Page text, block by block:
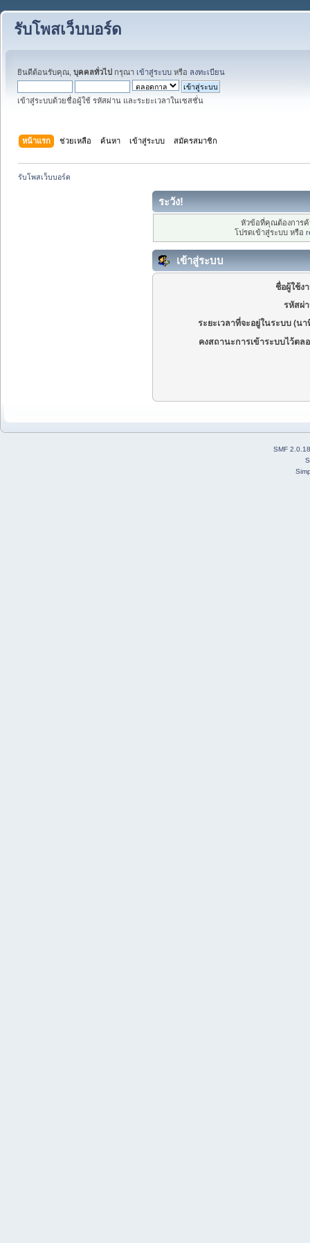
รับโพสเว็บบอร์ด
ยินดีต้อนรับคุณ, บุคคลทั่วไป กรุณา เข้าสู่ระบบ หรือ ลงทะเบียน
เข้าสู่ระบบด้วยชื่อผู้ใช้ รหัสผ่าน และระยะเวลาในเซสชั่น
หน้าแรก ช่วยเหลือ ค้นหา เข้าสู่ระบบ สมัครสมาชิก
รับโพสเว็บบอร์ด
ระวัง!
หัวข้อที่คุณต้องการ
โปรดเข้าสู่ระบบ หรือ
เข้าสู่ระบบ
ชื่อผู้ใช้ง
รหัสผ่
ระยะเวลาที่จะอยู่ในระบบ (นา
คงสถานะการเข้าระบบไว้ตล
SMF 2.0.18